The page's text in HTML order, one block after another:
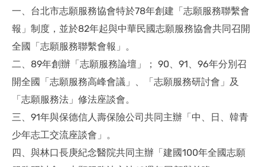
一、台北市志願服務協會特於78年創建「志願服務聯繫會
報」制度，並於82年起與中華民國志願服務協會共同召開
全國「志願服務聯繫會報」。
二、89年創辦「志願服務論壇」； 90、91、96年分別召
開全國「志願服務高峰會議」、「志願服務研討會」及
「志願服務法」修法座談會。
三、91年與保德信人壽保險公司共同主辦「中、日、韓青
少年志工交流座談會」。
四、與林口長庚紀念醫院共同主辦「建國100年全國志願